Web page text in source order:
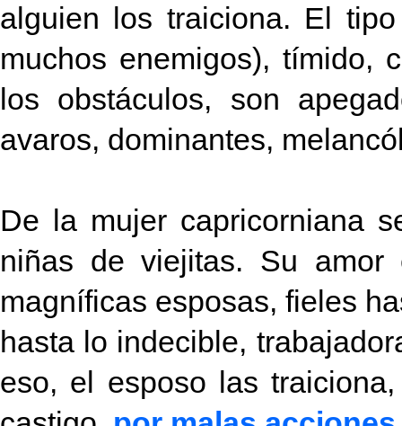
alguien los traiciona. El
muchos enemigos), tímido,
los obstáculos, son
avaros, dominantes,
De la mujer capricorniana
niñas de viejitas. Su amor
magníficas esposas, fieles
hasta lo indecible,
eso, el esposo las